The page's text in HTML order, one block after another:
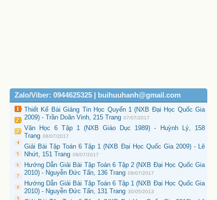
Zalo/Viber: 0944625325 | buihuuhanh@gmail.com
Thiết Kế Bài Giảng Tin Học Quyển 1 (NXB Đại Học Quốc Gia
2009) - Trần Doãn Vinh, 215 Trang 07/07/2017
Văn Học 6 Tập 1 (NXB Giáo Dục 1989) - Huỳnh Lý, 158
Trang 08/07/2017
Giải Bài Tập Toán 6 Tập 1 (NXB Đại Học Quốc Gia 2009) - Lê
Nhứt, 151 Trang 09/07/2017
Hướng Dẫn Giải Bài Tập Toán 6 Tập 2 (NXB Đại Học Quốc Gia
2010) - Nguyễn Đức Tấn, 136 Trang 09/07/2017
Hướng Dẫn Giải Bài Tập Toán 6 Tập 1 (NXB Đại Học Quốc Gia
2010) - Nguyễn Đức Tấn, 131 Trang 30/05/2013